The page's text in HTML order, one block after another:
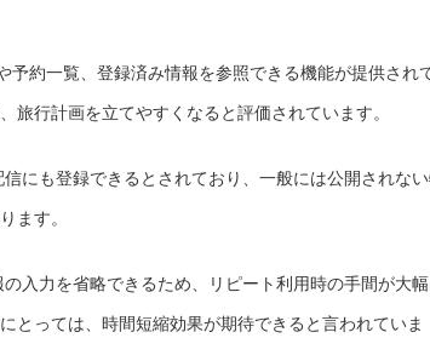
約一覧、登録済み情報を参照できる機能が提供され
旅行計画を立てやすくなると評価されています。
にも登録できるとされており、一般には公開されな
ます。
入力を省略できるため、リピート利用時の手間が大幅
とっては、時間短縮効果が期待できると言われていま